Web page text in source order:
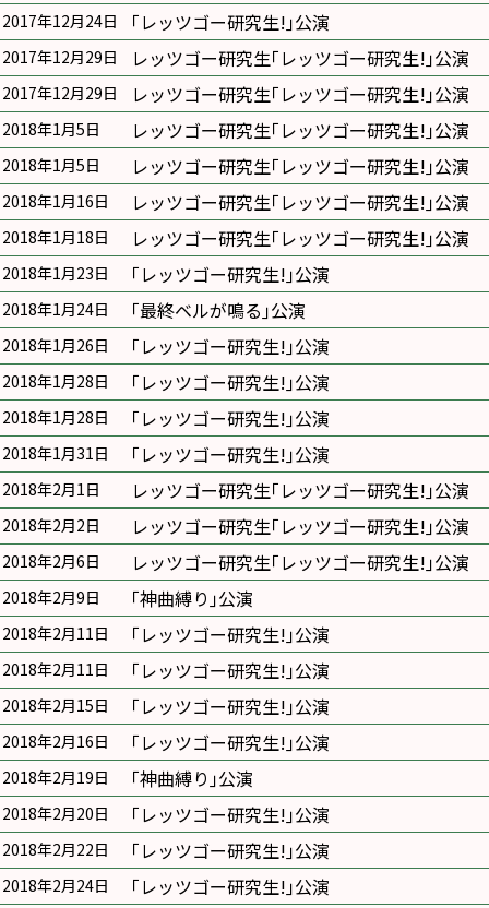
2017年12月24日 ｢レッツゴー研究生!｣公演
2017年12月29日 レッツゴー研究生｢レッツゴー研究生!｣公演
2017年12月29日 レッツゴー研究生｢レッツゴー研究生!｣公演
2018年1月5日 レッツゴー研究生｢レッツゴー研究生!｣公演
2018年1月5日 レッツゴー研究生｢レッツゴー研究生!｣公演
2018年1月16日 レッツゴー研究生｢レッツゴー研究生!｣公演
2018年1月18日 レッツゴー研究生｢レッツゴー研究生!｣公演
2018年1月23日 ｢レッツゴー研究生!｣公演
2018年1月24日 ｢最終ベルが鳴る｣公演
2018年1月26日 ｢レッツゴー研究生!｣公演
2018年1月28日 ｢レッツゴー研究生!｣公演
2018年1月28日 ｢レッツゴー研究生!｣公演
2018年1月31日 ｢レッツゴー研究生!｣公演
2018年2月1日 レッツゴー研究生｢レッツゴー研究生!｣公演
2018年2月2日 レッツゴー研究生｢レッツゴー研究生!｣公演
2018年2月6日 レッツゴー研究生｢レッツゴー研究生!｣公演
2018年2月9日 ｢神曲縛り｣公演
2018年2月11日 ｢レッツゴー研究生!｣公演
2018年2月11日 ｢レッツゴー研究生!｣公演
2018年2月15日 ｢レッツゴー研究生!｣公演
2018年2月16日 ｢レッツゴー研究生!｣公演
2018年2月19日 ｢神曲縛り｣公演
2018年2月20日 ｢レッツゴー研究生!｣公演
2018年2月22日 ｢レッツゴー研究生!｣公演
2018年2月24日 ｢レッツゴー研究生!｣公演